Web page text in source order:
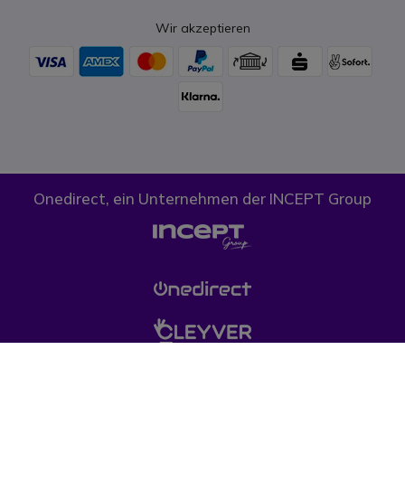
Wir akzeptieren
Onedirect, ein Unternehmen der INCEPT Group